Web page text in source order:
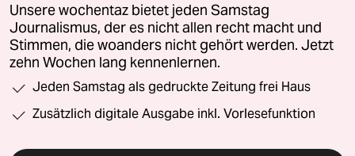
Unsere wochentaz bietet jeden Samstag
Journalismus, der es nicht allen recht macht und
Stimmen, die woanders nicht gehört werden. Jetzt
zehn Wochen lang kennenlernen.
Jeden Samstag als gedruckte Zeitung frei Haus
Zusätzlich digitale Ausgabe inkl. Vorlesefunktion